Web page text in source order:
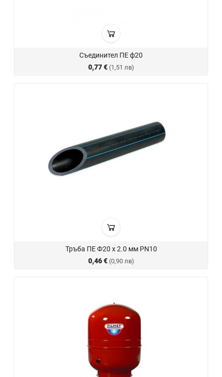
Съединител ПЕ ф20
0,77 € (1,51 лв)
Тръба ПЕ Ф20 х 2.0 мм PN10
0,46 € (0,90 лв)